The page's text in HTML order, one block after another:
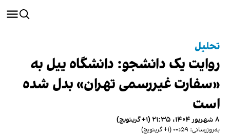
تحلیل
روایت یک دانشجو: دانشگاه ییل به
«سفارت غیررسمی تهران» بدل شده
است
۸ شهریور ۱۴۰۴، ۲۱:۳۵ (‎+۱ گرینویچ)
به‌روزرسانی: ۰۰:۵۹ (‎+۱ گرینویچ)